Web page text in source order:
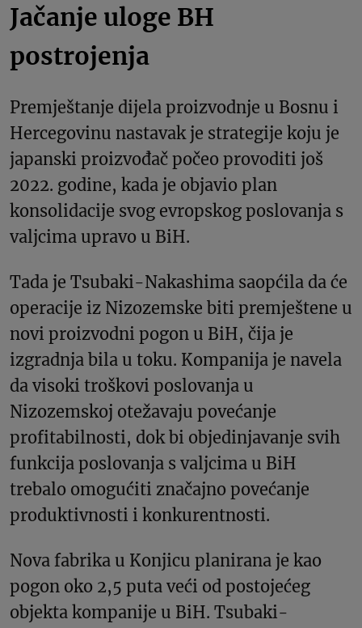
Jačanje uloge BH
postrojenja
Premještanje dijela proizvodnje u Bosnu i
Hercegovinu nastavak je strategije koju je
japanski proizvođač počeo provoditi još
2022. godine, kada je objavio plan
konsolidacije svog evropskog poslovanja s
valjcima upravo u BiH.
Tada je Tsubaki-Nakashima saopćila da će
operacije iz Nizozemske biti premještene u
novi proizvodni pogon u BiH, čija je
izgradnja bila u toku. Kompanija je navela
da visoki troškovi poslovanja u
Nizozemskoj otežavaju povećanje
profitabilnosti, dok bi objedinjavanje svih
funkcija poslovanja s valjcima u BiH
trebalo omogućiti značajno povećanje
produktivnosti i konkurentnosti.
Nova fabrika u Konjicu planirana je kao
pogon oko 2,5 puta veći od postojećeg
objekta kompanije u BiH. Tsubaki-